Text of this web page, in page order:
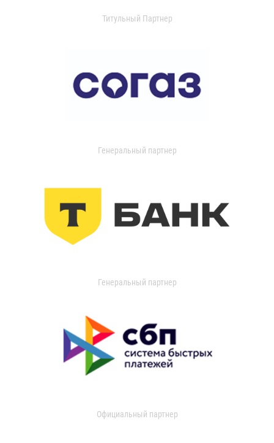
Титульный Партнер
Генеральный партнер
Генеральный партнер
Официальный партнер